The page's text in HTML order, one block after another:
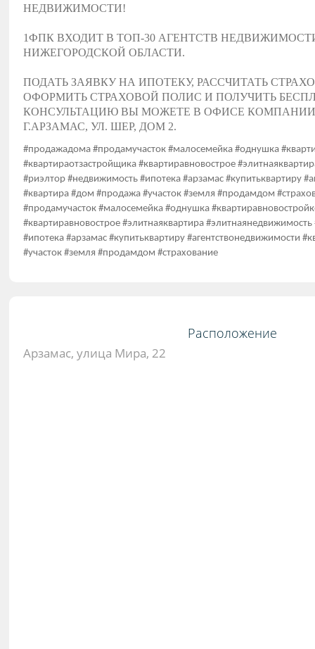
НЕДВИЖИМОСТИ!
1ФПК ВХОДИТ В ТОП-30 АГЕНТСТВ
НИЖЕГОРОДСКОЙ ОБЛАСТИ.
ПОДАТЬ ЗАЯВКУ НА ИПОТЕКУ, РАССЧИТАТЬ
ОФОРМИТЬ СТРАХОВОЙ ПОЛИС И ПОЛУЧИТЬ
КОНСУЛЬТАЦИЮ ВЫ МОЖЕТЕ В ОФИСЕ КОМПАНИИ
Г.АРЗАМАС, УЛ. ШЕР, ДОМ 2.
#продажадома #продамучасток #малосемейка #однушка
#квартираотзастройщика #квартиравновострое
#риэлтор #недвижимость #ипотека #арзамас #купитьквартиру
#квартира #дом #продажа #участок #земля #продамдом
#продамучасток #малосемейка #однушка
#квартиравновострое #элитнаяквартира
#ипотека #арзамас #купитьквартиру #агентствонедвижимости
#участок #земля #продамдом #страхование
Расположение
Арзамас, улица Мира, 22